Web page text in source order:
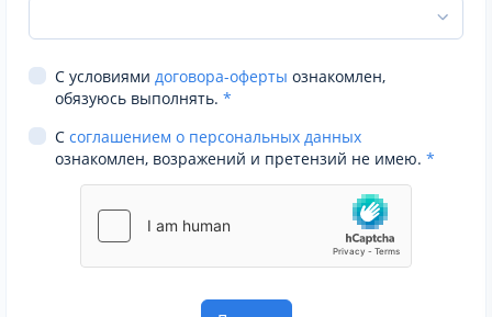
С условиями договора-оферты ознакомлен,
обязуюсь выполнять. *
С соглашением о персональных данных
ознакомлен, возражений и претензий не имею. *